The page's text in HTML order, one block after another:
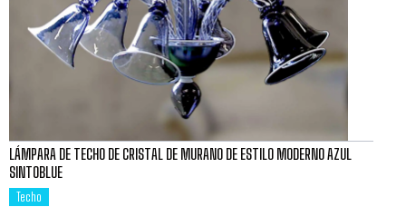
LÁMPARA DE TECHO DE CRISTAL DE MURANO DE ESTILO MODERNO AZUL
SINTOBLUE
Techo